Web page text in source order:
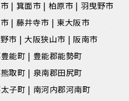
箕面市 柏原市
羽曳野市
藤井寺市
東大阪市
市 大阪狭山市
阪南市
能町
豊能郡能勢町
取町
泉南郡田尻町
子町
南河内郡河南町